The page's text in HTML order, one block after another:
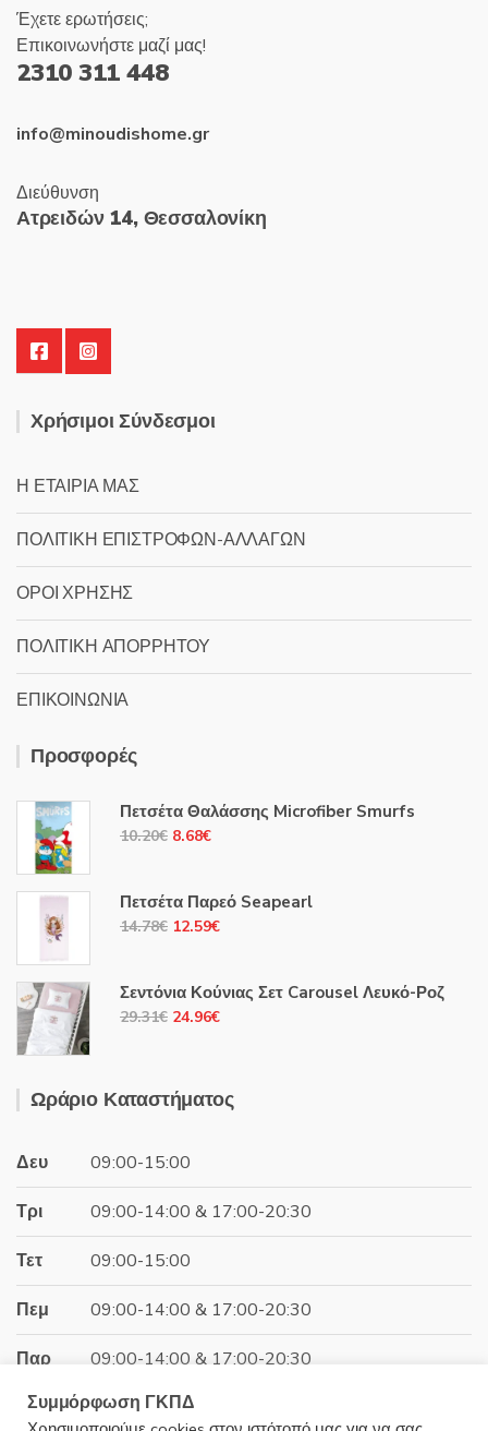
Έχετε ερωτήσεις;
Επικοινωνήστε μαζί μας!
2310 311 448
info@minoudishome.gr
Διεύθυνση
Ατρειδών 14, Θεσσαλονίκη
Χρήσιμοι Σύνδεσμοι
Η ΕΤΑΙΡΙΑ ΜΑΣ
ΠΟΛΙΤΙΚΗ ΕΠΙΣΤΡΟΦΩΝ-ΑΛΛΑΓΩΝ
ΟΡΟΙ ΧΡΗΣΗΣ
ΠΟΛΙΤΙΚΗ ΑΠΟΡΡΗΤΟΥ
ΕΠΙΚΟΙΝΩΝΙΑ
Προσφορές
Πετσέτα Θαλάσσης Microfiber Smurfs
10.20€ Original
10.20€.
8.68€Η
είναι:
8.68€.
Πετσέτα Παρεό Seapearl
14.78€ Original
14.78€.
12.59€Η
είναι:
12.59€.
Σεντόνια Κούνιας Σετ Carousel Λευκό-Ροζ
29.31€ Original
29.31€.
24.96€Η
είναι:
Ωράριο Καταστήματος
Δευ 09:00-15:00
Τρι 09:00-14:00 & 17:00-20:30
Τετ 09:00-15:00
Πεμ 09:00-14:00 & 17:00-20:30
Παρ 09:00-14:00 & 17:00-20:30
Σαβ 09:00-15:00
Συμμόρφωση ΓΚΠΔ